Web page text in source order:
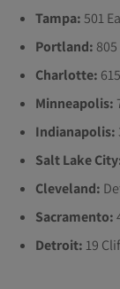
Tampa:501
Portland:
Charlotte:
Minneapolis:
Indianapolis:
Salt Lake
Cleveland:
Sacramento:
Detroit: 19